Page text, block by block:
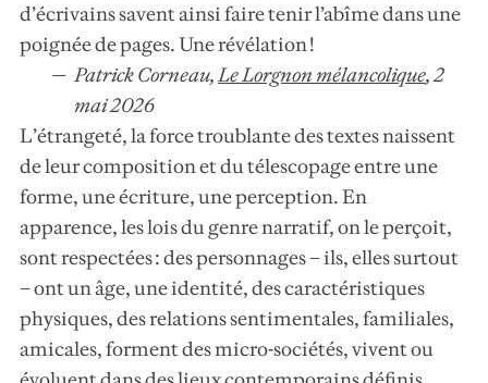
d’écrivains savent ainsi faire tenir l’abîme dans une
poignée de pages. Une révélation !
Patrick Corneau,Le Lorgnon mélancolique,2
mai 2026
L’étrangeté, la force troublante des textes naissent
de leur composition et du télescopage entre une
forme, une écriture, une perception. En
apparence, les lois du genre narratif, on le perçoit,
sont respectées : des personnages – ils, elles surtout
– ont un âge, une identité, des caractéristiques
physiques, des relations sentimentales, familiales,
amicales, forment des micro-sociétés, vivent ou